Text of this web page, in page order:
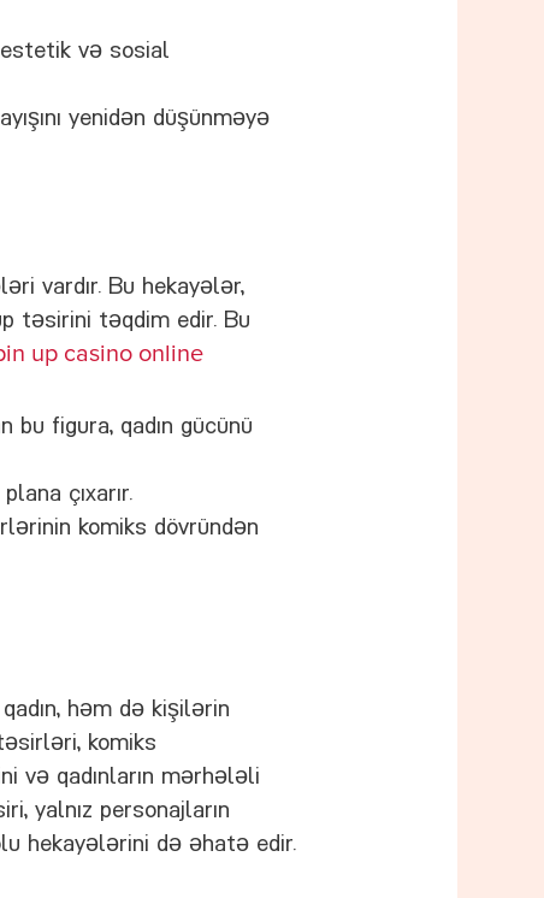
və sosial
yenidən düşünməyə
vardır. Bu hekayələr,
təsirini təqdim edir. Bu
up casino online
figura, qadın gücünü
çıxarır.
komiks dövründən
həm də kişilərin
komiks
və qadınların mərhələli
yalnız personajların
hekayələrini də əhatə edir.